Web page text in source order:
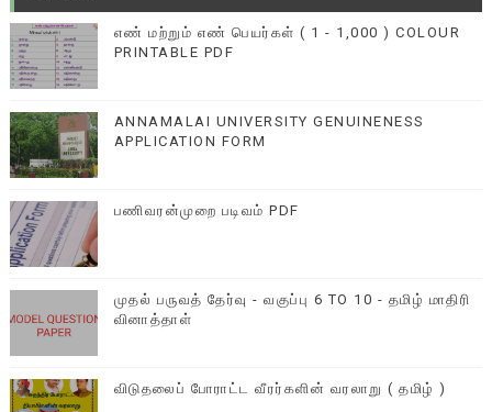
எண் மற்றும் எண் பெயர்கள் ( 1 - 1,000 ) COLOUR
PRINTABLE PDF
ANNAMALAI UNIVERSITY GENUINENESS
APPLICATION FORM
பணிவரன்முறை படிவம் PDF
முதல் பருவத் தேர்வு - வகுப்பு 6 TO 10 - தமிழ் மாதிரி
வினாத்தாள்
விடுதலைப் போராட்ட வீரர்களின் வரலாறு ( தமிழ் )